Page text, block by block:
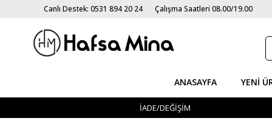
Canlı Destek: 0531 894 20 24 Çalışma Saatleri 08.00/19.00
ANASAYFA YENI
İADE/DEĞİŞİM